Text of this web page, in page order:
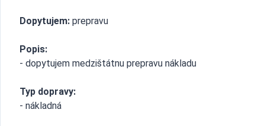
Dopytujem: prepravu
Popis:
- dopytujem medzištátnu prepravu nákladu
Typ dopravy:
- nákladná